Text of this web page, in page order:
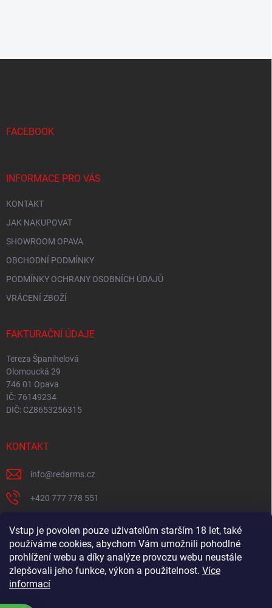
Vstup je povolen pouze uživatelům starším 18 let, také
používáme cookies, abychom Vám umožnili pohodlné
prohlížení webu a díky analýze provozu webu neustále
zlepšovali jeho funkce, výkon a použitelnost. Více
informací
FACEBOOK
INFORMACE PRO VÁS
KONTAKT
JAK NAKUPOVAT
SHOWROOM OPAVA
OBCHODNÍ PODMÍNKY
PODMÍNKY OCHRANY OSOBNÍCH ÚDAJŮ
VRÁCENÍ ZBOŽÍ
FAKTURAČNÍ ÚDAJE
Tereza Španihelová
Olomoucká 29
746 01 Opava
IČ: 76149234
DIČ: CZ8653256315
KONTAKT
info@redarms.cz
+420 777 778 551
redarms_cz/
YOUTUBE